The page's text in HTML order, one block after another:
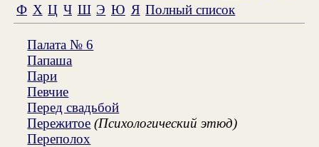
Ф Х Ц Ч Ш Э Ю Я Полный список
Палата № 6
Папаша
Пари
Певчие
Перед свадьбой
Пережитое (Психологический этюд)
Переполох